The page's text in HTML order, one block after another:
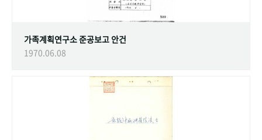
가족계획연구소 준공보고 안건
1970.06.08